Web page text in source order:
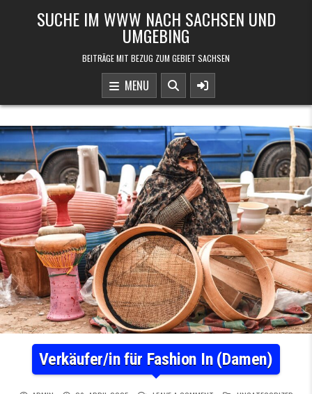
SUCHE IM WWW NACH SACHSEN UND
UMGEBING
BEITRÄGE MIT BEZUG ZUM GEBIET SACHSEN
MENU
Verkäufer/in für Fashion In (Damen)